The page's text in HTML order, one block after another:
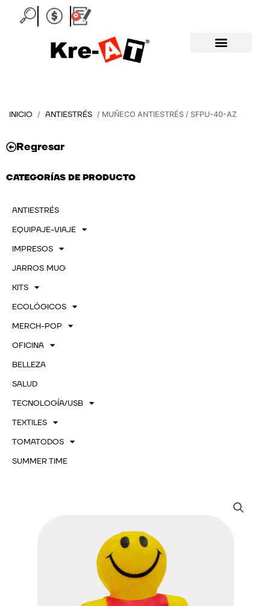
0
Carrito
INICIO / ANTIESTRÉS / MUÑECO ANTIESTRÉS / SFPU-40-AZ
Regresar
CATEGORÍAS DE PRODUCTO
ANTIESTRÉS
EQUIPAJE-VIAJE
IMPRESOS
JARROS MUG
KITS
ECOLÓGICOS
MERCH-POP
OFICINA
BELLEZA
SALUD
TECNOLOGÍA/USB
TEXTILES
TOMATODOS
SUMMER TIME